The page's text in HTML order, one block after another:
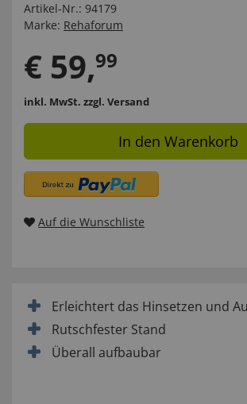
Artikel-Nr.: 94179
Marke: Rehaforum
€ 59,99
inkl. MwSt. zzgl. Versand
In den Warenkorb
Auf die Wunschliste
Erleichtert das Hinsetzen und
Rutschfester Stand
Überall aufbaubar